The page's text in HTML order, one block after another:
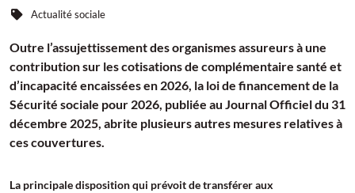
Actualité sociale
Outre l’assujettissement des organismes assureurs à une
contribution sur les cotisations de complémentaire santé et
d’incapacité encaissées en 2026, la loi de financement de la
Sécurité sociale pour 2026, publiée au Journal Officiel du 31
décembre 2025, abrite plusieurs autres mesures relatives à
ces couvertures.
La principale disposition qui prévoit de transférer aux